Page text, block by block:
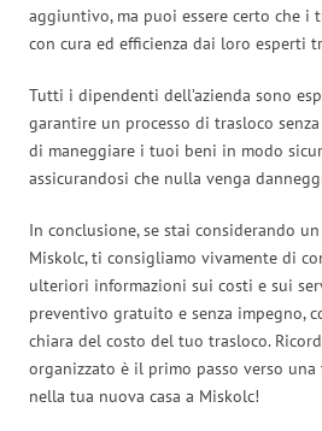
aggiuntivo, ma puoi essere certo che i
con cura ed efficienza dai loro esperti
Tutti i dipendenti dell’azienda sono
garantire un processo di trasloco
di maneggiare i tuoi beni in modo
assicurandosi che nulla venga
In conclusione, se stai considerando
Miskolc, ti consigliamo vivamente di
ulteriori informazioni sui costi e sui
preventivo gratuito e senza impegno,
chiara del costo del tuo trasloco.
organizzato è il primo passo verso una
nella tua nuova casa a Miskolc!